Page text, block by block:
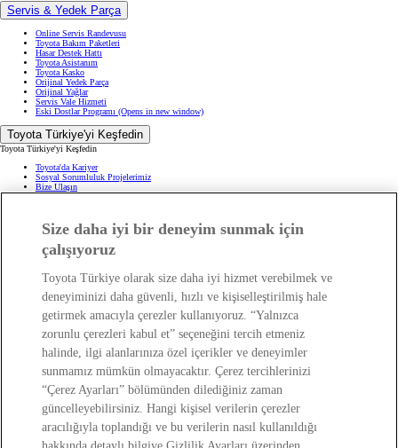
Servis & Yedek Parça
Online Servis Randevusu
Toyota Bakım Paketleri
Hasar Destek Hattı
Toyota Asistanım
Toyota Kasko
Orijinal Yedek Parça
Orijinal Yağlar
Servis Vale Hizmeti
Eski Dostlar Programı (Opens in new window)
Toyota Türkiye'yi Keşfedin
Toyota Türkiye'yi Keşfedin
Toyota'da Kariyer
Sosyal Sorumluluk Projelerimiz
Bize Ulaşın
Haberler ve Etkinlikler
Hafif Ticari: Toyota Professional
SUV
Toyota Blog
Ağaçlandırma Seferberliği
Yasal Bilgilendirme
Yasal Bilgilendirme
Yasal Uyarı ve Bilgilendirme
Çerez Politikası
Kişisel Verilerin Korunması
Kişisel Veri Paylaşımı ve İletişim İzni
Bilgi Toplumu Hizmetleri(Opens in new window)
TAKATA Hava Yastığı Geri Çağırma
Yakıt Ekonomisi ve CO2 Emisyonu
Pazarlama Faaliyetleri İçin Açık Rıza
Web Erişilebilirlik Beyanı
Size daha iyi bir deneyim sunmak için
çalışıyoruz
Toyota Türkiye olarak size daha iyi hizmet verebilmek ve
deneyiminizi daha güvenli, hızlı ve kişiselleştirilmiş hale
getirmek amacıyla çerezler kullanıyoruz. “Yalnızca
zorunlu çerezleri kabul et” seçeneğini tercih etmeniz
halinde, ilgi alanlarınıza özel içerikler ve deneyimler
sunmamız mümkün olmayacaktır. Çerez tercihlerinizi
“Çerez Ayarları” bölümünden dilediğiniz zaman
güncelleyebilirsiniz. Hangi kişisel verilerin çerezler
aracılığıyla toplandığı ve bu verilerin nasıl kullanıldığı